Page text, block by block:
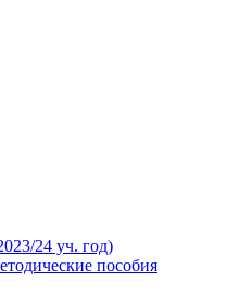
24 уч. год)
пособия